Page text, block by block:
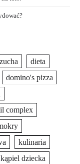
dieta
domino's pizza
complex
kulinaria
kąpiel dziecka